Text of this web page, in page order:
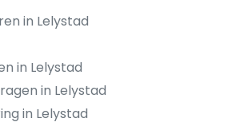
in Lelystad
in Lelystad
in Lelystad
in Lelystad